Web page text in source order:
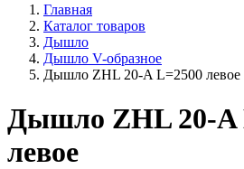
Главная
Каталог товаров
Дышло
Дышло V-образное
Дышло ZHL 20-A L=2500 левое
Дышло ZHL 20-A
левое